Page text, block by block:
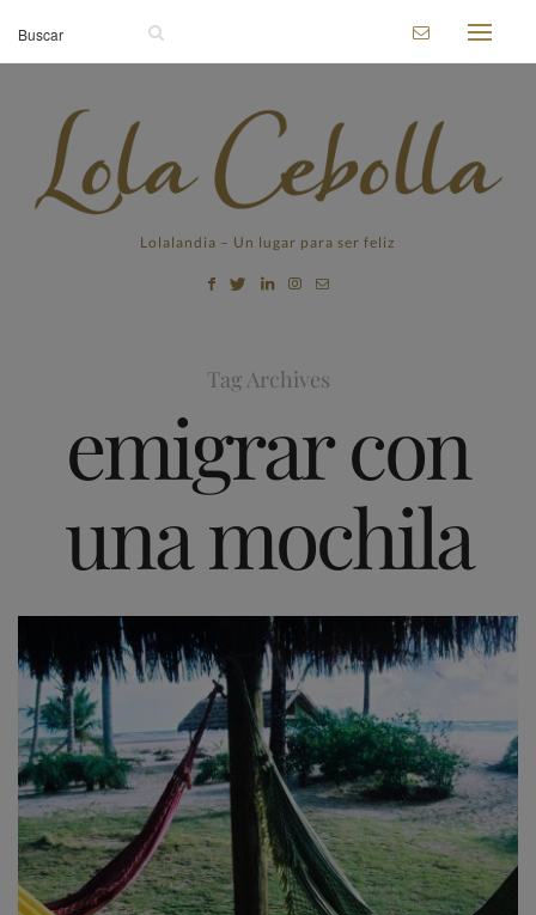
Lolalandia – Un lugar para ser feliz
Tag Archives
emigrar con
una mochila